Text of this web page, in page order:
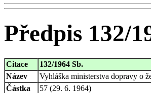
Předpis 132/
Citace
132/1964 Sb.
Název
Vyhláška ministerstva dopravy o
Částka
57 (29. 6. 1964)